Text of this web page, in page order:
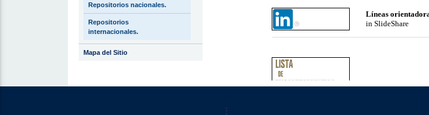
Repositorios nacionales.
Repositorios
internacionales.
Mapa del Sitio